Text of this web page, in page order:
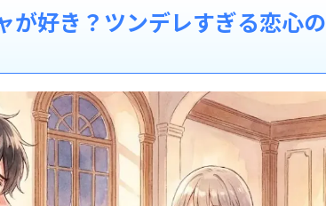
が好き？ツンデレすぎる恋心の